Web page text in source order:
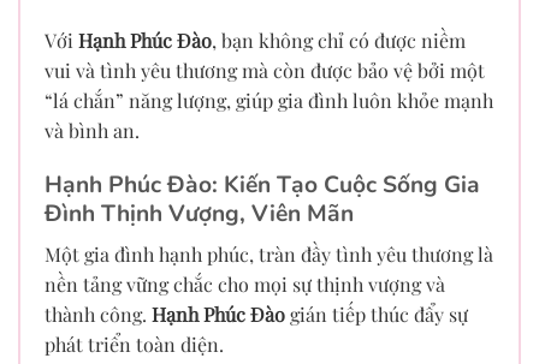
Với Hạnh Phúc Đào, bạn không chỉ có được niềm
vui và tình yêu thương mà còn được bảo vệ bởi một
“lá chắn” năng lượng, giúp gia đình luôn khỏe mạnh
và bình an.
Hạnh Phúc Đào: Kiến Tạo Cuộc Sống Gia
Đình Thịnh Vượng, Viên Mãn
Một gia đình hạnh phúc, tràn đầy tình yêu thương là
nền tảng vững chắc cho mọi sự thịnh vượng và
thành công. Hạnh Phúc Đàogián tiếp thúc đẩy sự
phát triển toàn diện.